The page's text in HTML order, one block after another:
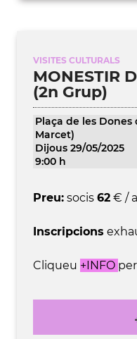
VISITES CULTURALS
MONESTIR
(2n Grup)
Plaça de les
Marcet)
Dijous 29/05/2025
9:00 h
Preu:socis 62€ /
Inscripcions
Cliqueu +INFO